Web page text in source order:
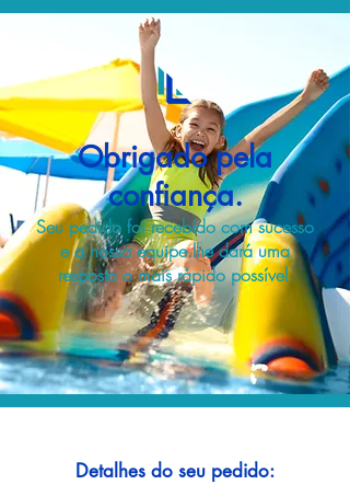
Obrigado pela
confiança.
Seu pedido foi recebido com sucesso
e a nossa equipe lhe dará uma
resposta o mais rápido possível.
Detalhes do seu pedido: